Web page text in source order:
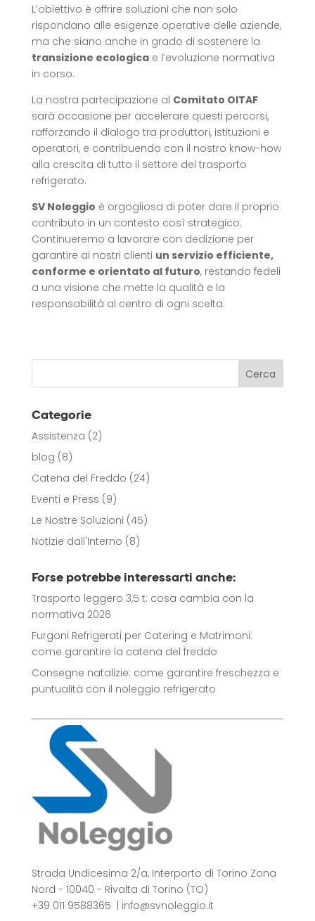
L’obiettivo è offrire soluzioni che non solo
rispondano alle esigenze operative delle aziende,
ma che siano anche in grado di sostenere la
transizione ecologicae l’evoluzione normativa
in corso.
La nostra partecipazione al Comitato OITAF
sarà occasione per accelerare questi percorsi,
rafforzando il dialogo tra produttori, istituzioni e
operatori, e contribuendo con il nostro know-how
alla crescita di tutto il settore del trasporto
refrigerato.
SV Noleggio è orgogliosa di poter dare il proprio
contributo in un contesto così strategico.
Continueremo a lavorare con dedizione per
garantire ai nostri clienti un servizio efficiente,
conforme e orientato al futuro, restando fedeli
a una visione che mette la qualità e la
responsabilità al centro di ogni scelta.
Categorie
Assistenza (2)
blog (8)
Catena del Freddo (24)
Eventi e Press (9)
Le Nostre Soluzioni (45)
Notizie dall'Interno (8)
Forse potrebbe interessarti anche:
Trasporto leggero 3,5 t: cosa cambia con la
normativa 2026
Furgoni Refrigerati per Catering e Matrimoni:
come garantire la catena del freddo
Consegne natalizie: come garantire freschezza e
puntualità con il noleggio refrigerato
Strada Undicesima 2/a, Interporto di Torino Zona
Nord - 10040 - Rivalta di Torino (TO)
+39 011 9588365
info@svnoleggio.it